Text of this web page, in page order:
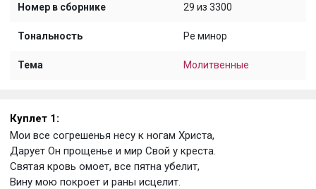
Номер в сборнике 29 из 3300
Тональность Ре минор
Тема Молитвенные
Куплет 1:
Мои все согрешенья несу к ногам Христа,
Дарует Он прощенье и мир Свой у креста.
Святая кровь омоет, все пятна убелит,
Вину мою покроет и раны исцелит.